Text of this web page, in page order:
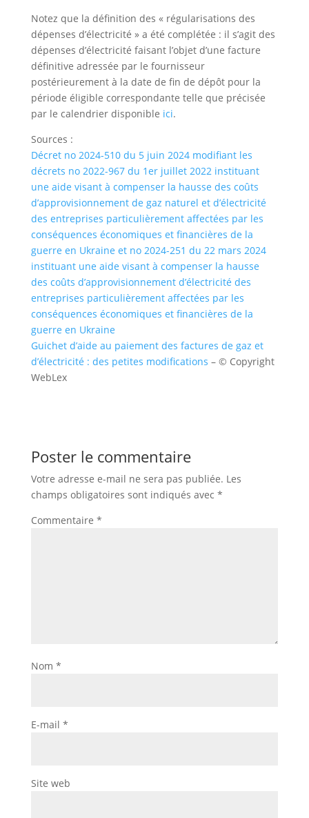
Notez que la définition des « régularisations des
dépenses d’électricité » a été complétée : il s’agit des
dépenses d’électricité faisant l’objet d’une facture
définitive adressée par le fournisseur
postérieurement à la date de fin de dépôt pour la
période éligible correspondante telle que précisée
par le calendrier disponible ici.
Sources :
Décret no 2024-510 du 5 juin 2024 modifiant les
décrets no 2022-967 du 1er juillet 2022 instituant
une aide visant à compenser la hausse des coûts
d’approvisionnement de gaz naturel et d’électricité
des entreprises particulièrement affectées par les
conséquences économiques et financières de la
guerre en Ukraine et no 2024-251 du 22 mars 2024
instituant une aide visant à compenser la hausse
des coûts d’approvisionnement d’électricité des
entreprises particulièrement affectées par les
conséquences économiques et financières de la
guerre en Ukraine
Guichet d’aide au paiement des factures de gaz et
d’électricité : des petites modifications – © Copyright
WebLex
Poster le commentaire
Votre adresse e-mail ne sera pas publiée. Les
champs obligatoires sont indiqués avec *
Commentaire *
Nom *
E-mail *
Site web